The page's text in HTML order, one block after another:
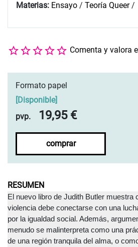
Materias: Ensayo / Teoría Queer/
Comenta y valora
Formato papel
[Disponible]
pvp.
19,95 €
comprar
RESUMEN
El nuevo libro de Judith Butler muestra
violencia debe conectarse con una
por la igualdad social. Además,
menudo se malinterpreta como una
de una región tranquila del alma, o